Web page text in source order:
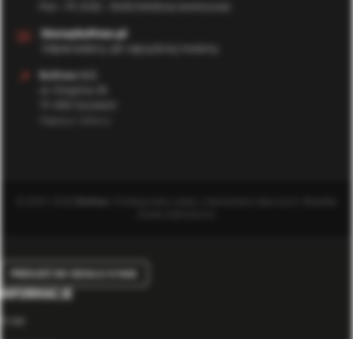
✉️ biuro@bufmax.pl
Odpowiadamy jak najszybciej możemy
📍
Bufmax S.C.
PRZEJDŹ DO DZIAŁU O NAS
INFORMACJE
O nas